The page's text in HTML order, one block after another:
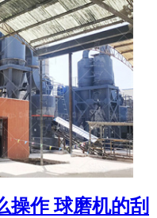
操作 球磨机的刮